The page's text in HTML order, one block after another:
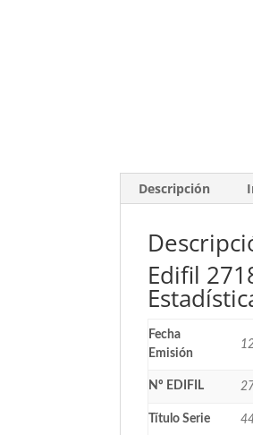
Descripción
Edifil
Fecha
Emisión
Nº EDIFIL
Título Serie